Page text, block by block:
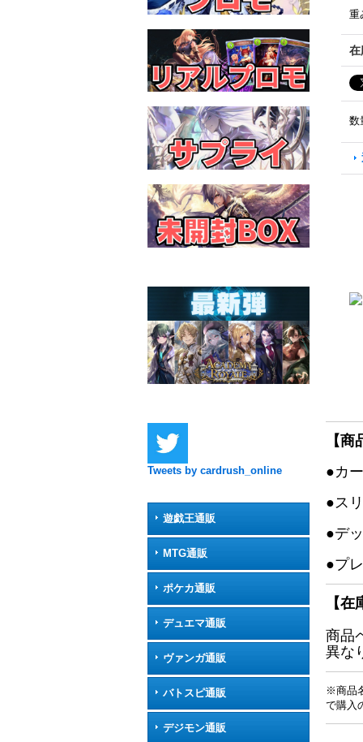
Tweets by cardrush_online
遊戯王通販
MTG通販
ポケカ通販
デュエマ通販
ヴァンガ通販
バトスピ通販
デジモン通販
重
在
数
【
●カ
●ス
●デ
●プ
【
商品
異な
※商品
で購入